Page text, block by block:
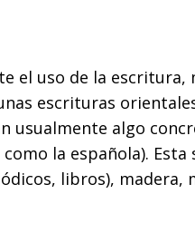
el uso de la
escrituras
usualmente algo
la española).
libros), madera,